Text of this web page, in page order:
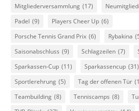
Mitgliederversammlung (17)
Padel (9) Players Cheer Up (6)
Porsche Tennis Grand Prix (6) Rybakina
Saisonabschluss (9) Schlagzeilen (7)
Sparkassen-Cup (11) Sparkassencup (31)
Sportlerehrung (5) Tag der offenen Tür
Teambuilding (8) Tenniscamps (8)